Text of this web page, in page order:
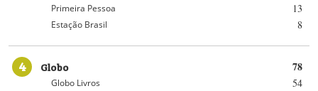
13
Primeira Pessoa
8
Estação Brasil
4 78
Globo
54
Globo Livros